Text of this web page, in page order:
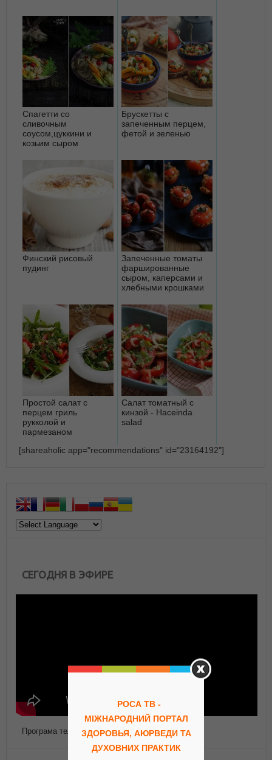
Спагетти со
сливочным
соусом,цуккини и
козьим сыром
Брускетты с
запеченным перцем,
фетой и зеленью
Финский рисовый
пудинг
Запеченные томаты
фаршированные
сыром, каперсами и
хлебными крошками
Простой салат с
перцем гриль
рукколой и
пармезаном
Салат томатный с
кинзой - Haceinda
salad
[shareaholic app="recommendations" id="23164192"]
СЕГОДНЯ В ЭФИРЕ
Програма телепередач Роса ТВ
РОСА ТВ -
МІЖНАРОДНИЙ ПОРТАЛ
ЗДОРОВЬЯ, АЮРВЕДИ ТА
ДУХОВНИХ ПРАКТИК